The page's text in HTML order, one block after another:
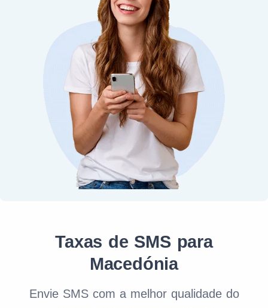
Taxas de SMS para
Macedónia
Envie SMS com a melhor qualidade do